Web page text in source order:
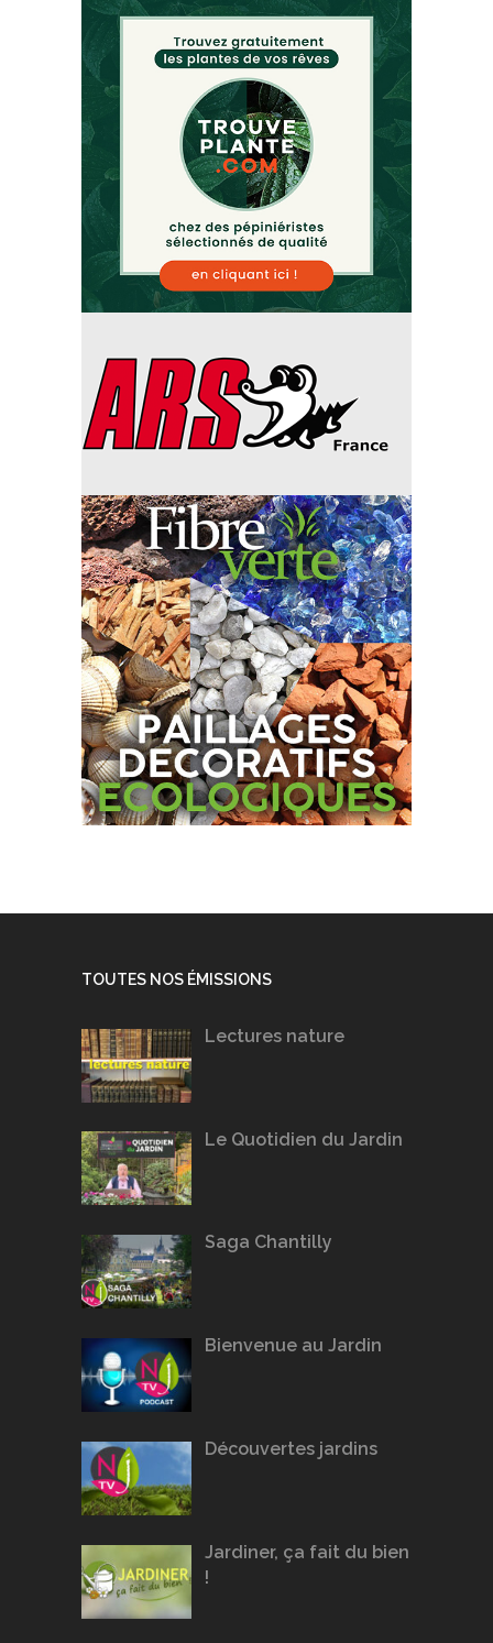
TOUTES NOS ÉMISSIONS
Lectures nature
Le Quotidien du Jardin
Saga Chantilly
Bienvenue au Jardin
Découvertes jardins
Jardiner, ça fait du bien
!